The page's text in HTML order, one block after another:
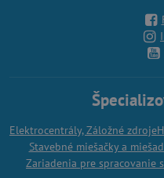
Elektrocentrály, Záložné zdroje
Stavebné miešačky a
Zariadenia pre spracovanie